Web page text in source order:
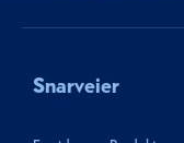
Snarveier